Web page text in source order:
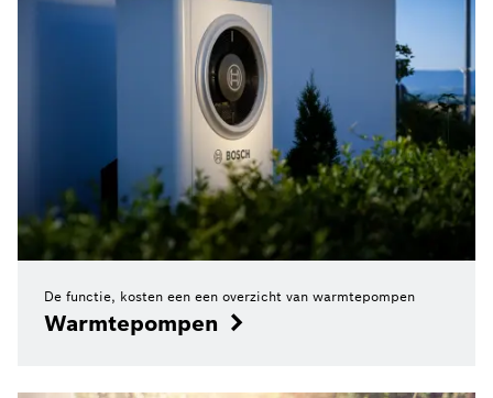
De functie, kosten een een overzicht van warmtepompen
Warmtepompen